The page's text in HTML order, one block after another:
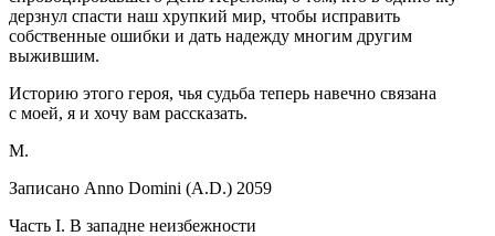
дерзнул спасти наш хрупкий мир, чтобы исправить
собственные ошибки и дать надежду многим другим
выжившим.
Историю этого героя, чья судьба теперь навечно связана
с моей, я и хочу вам рассказать.
M.
Записано Anno Domini (A.D.) 2059
Часть I. В западне неизбежности